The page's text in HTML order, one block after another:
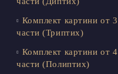
Комплект картини от 3
части (Триптих)
Комплект картини от 4
части (Полиптих)